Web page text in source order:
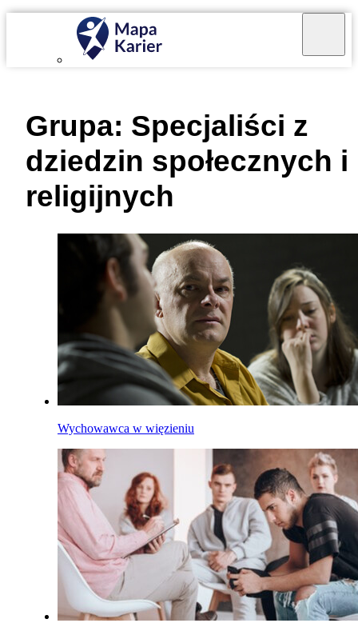
Grupa: Specjaliści z
dziedzin społecznych i
religijnych
Wychowawca w więzieniu